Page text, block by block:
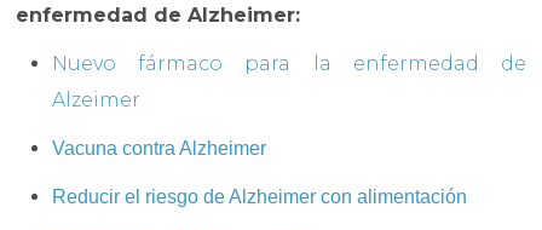
enfermedad de Alzheimer:
Nuevo fármaco para la enfermedad de
Alzeimer
Vacuna contra Alzheimer
Reducir el riesgo de Alzheimer con alimentación